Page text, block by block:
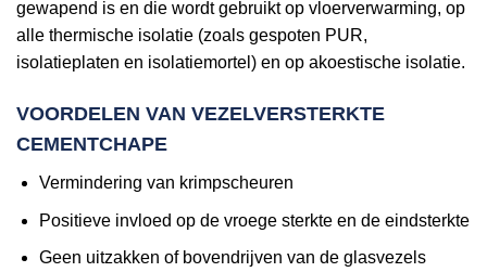
gewapend is en die wordt gebruikt op vloerverwarming, op
alle thermische isolatie (zoals gespoten PUR,
isolatieplaten en isolatiemortel) en op akoestische isolatie.
VOORDELEN VAN VEZELVERSTERKTE
CEMENTCHAPE
Vermindering van krimpscheuren
Positieve invloed op de vroege sterkte en de eindsterkte
Geen uitzakken of bovendrijven van de glasvezels